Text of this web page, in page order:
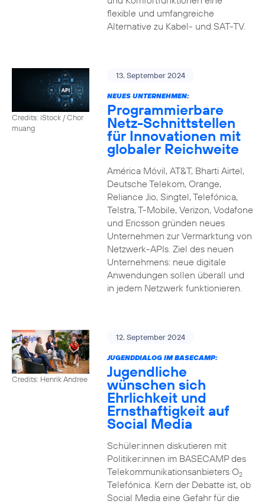
flexible und umfangreiche
Alternative zu Kabel- und SAT-TV.
Credits: iStock / Chor
muang
13. September 2024
NEUES UNTERNEHMEN:
Programmierbare
Netz-Schnittstellen
für Innovationen mit
globaler Reichweite
América Móvil, AT&T, Bharti Airtel,
Deutsche Telekom, Orange,
Reliance Jio, Singtel, Telefónica,
Telstra, T-Mobile, Verizon, Vodafone
und Ericsson gründen neues
Unternehmen zur Vermarktung von
Netzwerk-APIs. Ziel des neuen
Unternehmens: neue digitale
Anwendungen sollen überall und
in jedem Netzwerk funktionieren.
Credits: Henrik Andree
12. September 2024
JUGENDDIALOG IM BASECAMP:
Jugendliche
wünschen sich
Ehrlichkeit und
Ernsthaftigkeit auf
Social Media
Schüler:innen diskutieren mit
Politiker:innen im BASECAMP des
Telekommunikationsanbieters O2
Telefónica. Kern der Debatte ist, ob
Social Media eine Gefahr für die